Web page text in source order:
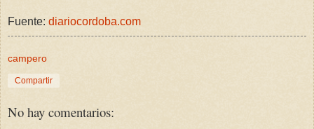
Fuente: diariocordoba.com
campero
Compartir
No hay comentarios: